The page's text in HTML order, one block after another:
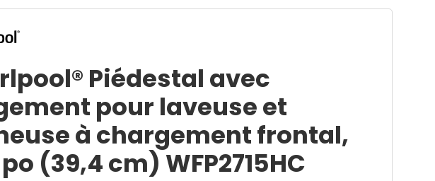
Piédestal avec
pour laveuse et
à chargement frontal,
(39,4 cm) WFP2715HC